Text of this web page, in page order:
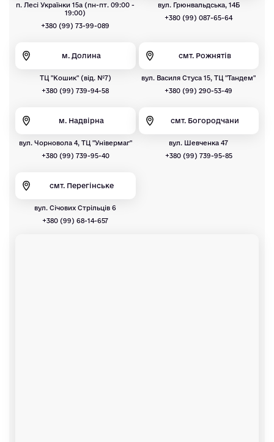
п. Лесі Українки 15а (пн-пт. 09:00 -
19:00)
+380 (99) 73-99-089
вул. Грюнвальдська, 14Б
+380 (99) 087-65-64
м. Долина
ТЦ "Кошик" (від. №7)
+380 (99) 739-94-58
смт. Рожнятів
вул. Василя Стуса 15, ТЦ "Тандем"
+380 (99) 290-53-49
м. Надвірна
вул. Чорновола 4, ТЦ "Універмаг"
+380 (99) 739-95-40
смт. Богородчани
вул. Шевченка 47
+380 (99) 739-95-85
смт. Перегінське
вул. Січових Стрільців 6
+380 (99) 68-14-657